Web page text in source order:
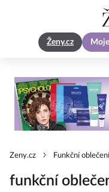
Ženy.cz
Zeny.cz Funkční oblečení
funkční